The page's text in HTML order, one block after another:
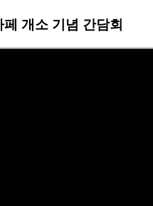
개소 기념 간담회